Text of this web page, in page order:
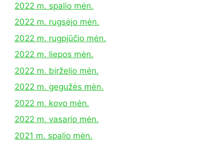
2022 m. spalio mėn.
2022 m. rugsėjo mėn.
2022 m. rugpjūčio mėn.
2022 m. liepos mėn.
2022 m. birželio mėn.
2022 m. gegužės mėn.
2022 m. kovo mėn.
2022 m. vasario mėn.
2021 m. spalio mėn.